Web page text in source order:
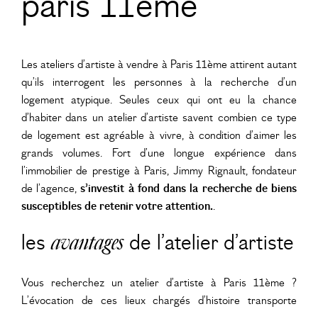
Les ateliers d’artiste à vendre à Paris 11ème attirent autant
qu’ils interrogent les personnes à la recherche d’un
logement atypique. Seules ceux qui ont eu la chance
d’habiter dans un atelier d’artiste savent combien ce type
de logement est agréable à vivre, à condition d’aimer les
grands volumes. Fort d’une longue expérience dans
l’immobilier de prestige à Paris, Jimmy Rignault, fondateur
de l’agence,s’investit à fond dans la recherche de biens
susceptibles de retenir votre attention..
lesavantagesde l’atelier d’artiste
Vous recherchez un atelier d’artiste à Paris 11ème ?
L’évocation de ces lieux chargés d’histoire transporte